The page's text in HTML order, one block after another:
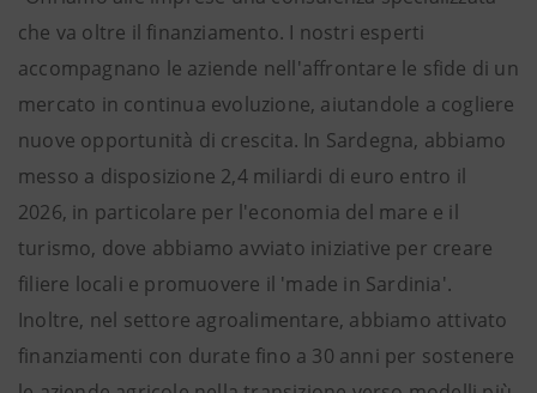
che va oltre il finanziamento. I nostri esperti
accompagnano le aziende nell'affrontare le sfide di un
mercato in continua evoluzione, aiutandole a cogliere
nuove opportunità di crescita. In Sardegna, abbiamo
messo a disposizione 2,4 miliardi di euro entro il
2026, in particolare per l'economia del mare e il
turismo, dove abbiamo avviato iniziative per creare
filiere locali e promuovere il 'made in Sardinia'.
Inoltre, nel settore agroalimentare, abbiamo attivato
finanziamenti con durate fino a 30 anni per sostenere